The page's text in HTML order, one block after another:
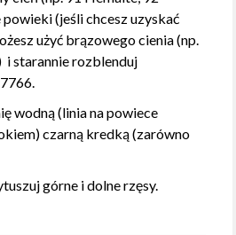
powieki (jeśli chcesz uzyskać
użyć brązowego cienia (np.
i starannie rozblenduj
wodną (linia na powiece
czarną kredką (zarówno
górne i dolne rzęsy.